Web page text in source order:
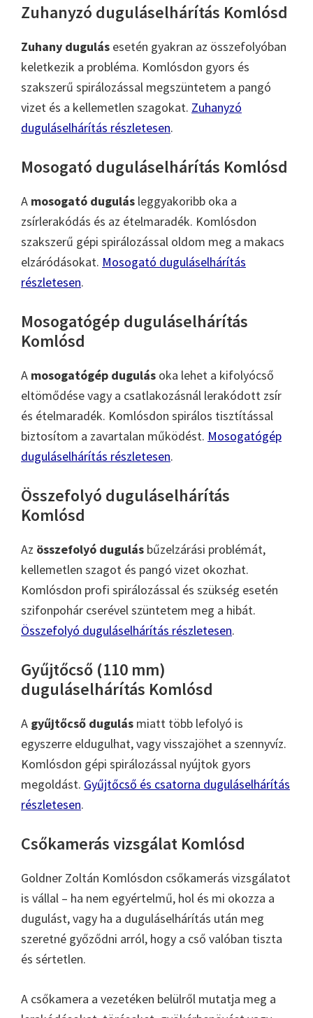
Zuhanyzó duguláselhárítás Komlósd
Zuhany dugulás esetén gyakran az összefolyóban
keletkezik a probléma. Komlósdon gyors és
szakszerű spirálozással megszüntetem a pangó
vizet és a kellemetlen szagokat. Zuhanyzó
duguláselhárítás részletesen.
Mosogató duguláselhárítás Komlósd
A mosogató dugulás leggyakoribb oka a
zsírlerakódás és az ételmaradék. Komlósdon
szakszerű gépi spirálozással oldom meg a makacs
elzáródásokat. Mosogató duguláselhárítás
részletesen.
Mosogatógép duguláselhárítás
Komlósd
A mosogatógép dugulás oka lehet a kifolyócső
eltömődése vagy a csatlakozásnál lerakódott zsír
és ételmaradék. Komlósdon spirálos tisztítással
biztosítom a zavartalan működést. Mosogatógép
duguláselhárítás részletesen.
Összefolyó duguláselhárítás
Komlósd
Az összefolyó dugulás bűzelzárási problémát,
kellemetlen szagot és pangó vizet okozhat.
Komlósdon profi spirálozással és szükség esetén
szifonpohár cserével szüntetem meg a hibát.
Összefolyó duguláselhárítás részletesen.
Gyűjtőcső (110 mm)
duguláselhárítás Komlósd
A gyűjtőcső dugulás miatt több lefolyó is
egyszerre eldugulhat, vagy visszajöhet a szennyvíz.
Komlósdon gépi spirálozással nyújtok gyors
megoldást. Gyűjtőcső és csatorna duguláselhárítás
részletesen.
Csőkamerás vizsgálat Komlósd
Goldner Zoltán Komlósdon csőkamerás vizsgálatot
is vállal – ha nem egyértelmű, hol és mi okozza a
dugulást, vagy ha a duguláselhárítás után meg
szeretné győződni arról, hogy a cső valóban tiszta
és sértetlen.
A csőkamera a vezetéken belülről mutatja meg a